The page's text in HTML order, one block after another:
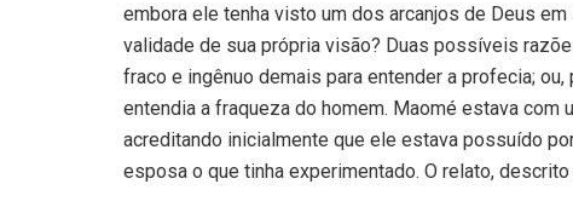
embora ele tenha visto um dos arcanjos de Deus
validade de sua própria visão? Duas possíveis
fraco e ingênuo demais para entender a profecia;
entendia a fraqueza do homem. Maomé estava com
acreditando inicialmente que ele estava possuído
esposa o que tinha experimentado. O relato,